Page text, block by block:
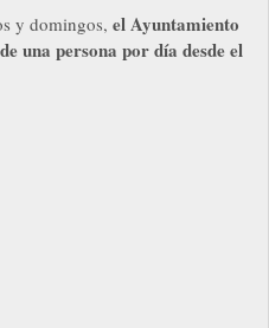
y domingos, el Ayuntamiento
una persona por día desde el